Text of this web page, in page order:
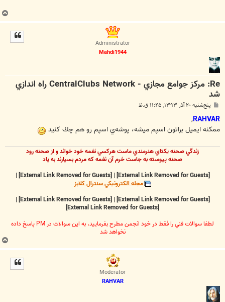
Administrator
Mahdi1944
Re: مرکز جوامع مجازي - CentralClubs Network راه اندازي
شد
س
ت
پنج‌شنبه ۲۰ آذر ۱۳۹۳, ۱۱:۴۵ ق.ظ
RAHVAR
,
ممكنه ايميل براتون اسپم ميشه، پوشه‌ي اسپم رو هم چك كنيد
زندگي صحنه يکتاي هنرمندي ماست هرکسي نغمه خود خواند و از صحنه رود
صحنه پيوسته به جاست خرم آن نغمه که مردم بسپارند به ياد
[External Link Removed for Guests]
|
[External Link Removed for Guests]
|
مجله الکترونيکي سنترال کلابز
[External Link Removed for Guests]
|
[External Link Removed for Guests]
|
[External Link Removed for Guests]
لطفا سوالات فني را فقط در خود انجمن مطرح بفرماييد، به اين سوالات در PM پاسخ داده
نخواهد شد
Moderator
RAHVAR